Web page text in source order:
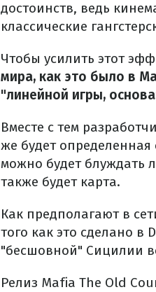
достоинств, ведь
классические
Чтобы усилить этот
мира, как это было в
"линейной игры,
Вместе с тем
же будет
можно будет блуждать
также будет карта.
Как предполагают в
того как это сделано
"бесшовной" Сицилии
Релиз Mafia The Old